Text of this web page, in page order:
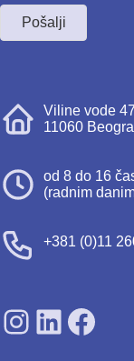
Pošalji
Viline vode 47
11060
od 8 do 16
(radnim
+381 (0)11
SDPS on Instagram
SDPS onSDPS on